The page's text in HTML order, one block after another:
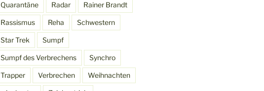
Quarantäne Radar Rainer Brandt
Rassismus Reha Schwestern
Star Trek Sumpf
Sumpf des Verbrechens Synchro
Trapper Verbrechen Weihnachten